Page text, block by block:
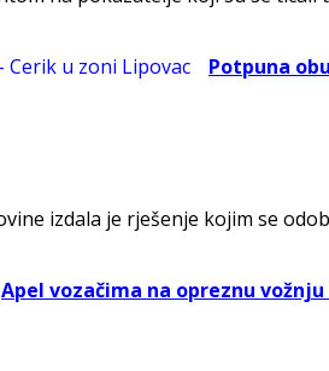
Potpuna
izdala je rješenje kojim se
Apel vozačima na opreznu